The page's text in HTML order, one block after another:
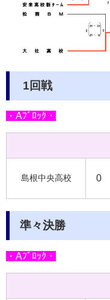
1回戦
・Aﾌﾞﾛｯｸ・
島根中央高校 0
準々決勝
・Aﾌﾞﾛｯｸ・